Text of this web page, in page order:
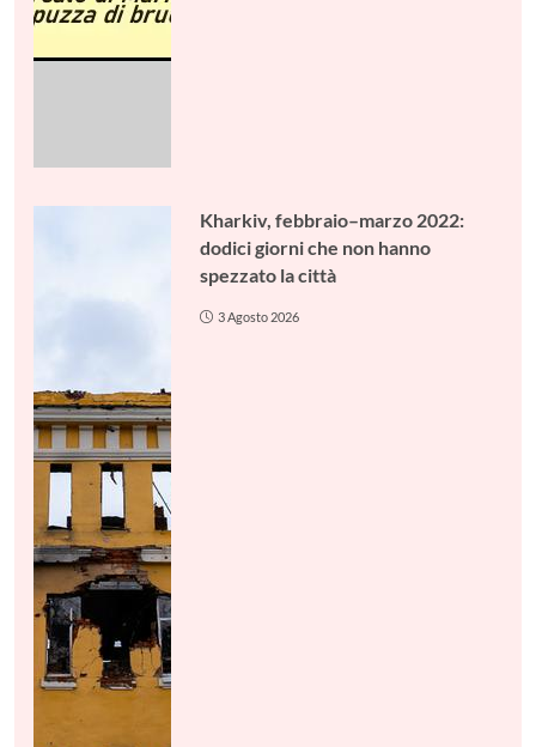
Kharkiv, febbraio–marzo 2022:
dodici giorni che non hanno
spezzato la città
3 Agosto 2026